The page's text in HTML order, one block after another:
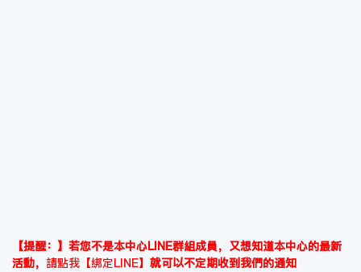
【提醒：】若您不是本中心LINE群組成員，又想知道本中心的最新
活動， 請點我【綁定LINE】 就可以不定期收到我們的通知